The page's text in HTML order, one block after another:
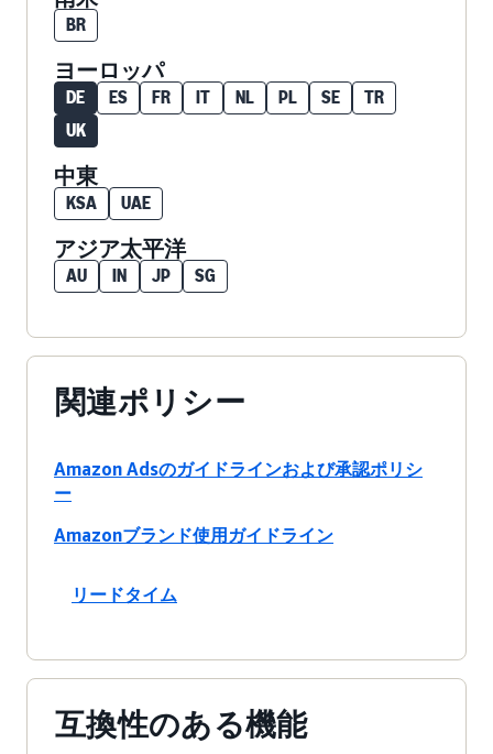
BR
ヨーロッパ
DE ES FR IT NL PL SE
TR
UK
中東
KSA UAE
アジア太平洋
AU IN JP SG
関連ポリシー
Amazon Adsのガイドラインおよび承認ポリシ
ー
Amazonブランド使用ガイドライン
リードタイム
互換性のある機能